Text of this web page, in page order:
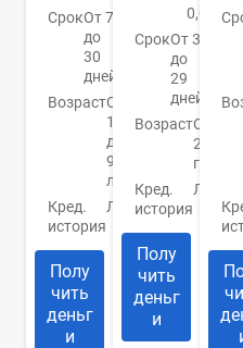
СрокОт 7
до
30
дней
ВозрастОт
18
до
90
лет
Кред.
история
Любая
Полу
чить
деньг
и
0,08%
СрокОт 3
до
29
дней
ВозрастОт
21
года
Кред.
история
Любая
Полу
чить
деньг
и